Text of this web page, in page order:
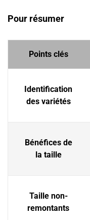
Pour résumer
Points clés
Identification
des variétés
Bénéfices de
la taille
Taille non-
remontants